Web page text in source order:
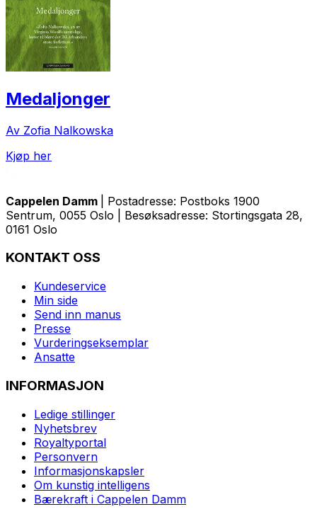
Medaljonger
Av Zofia Nalkowska
Kjøp her
Cappelen Damm
| Postadresse: Postboks 1900
Sentrum, 0055 Oslo | Besøksadresse: Stortingsgata 28,
0161 Oslo
KONTAKT OSS
Kundeservice
Min side
Send inn manus
Presse
Vurderingseksemplar
Ansatte
INFORMASJON
Ledige stillinger
Nyhetsbrev
Royaltyportal
Personvern
Informasjonskapsler
Om kunstig intelligens
Bærekraft i Cappelen Damm